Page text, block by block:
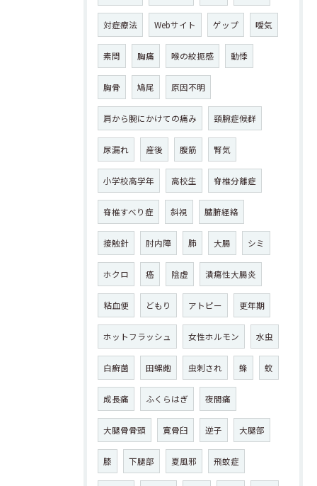
対症療法 Webサイト ゲップ 噯気
素問 胸痛 喉の絞扼感 動悸
胸骨 鳩尾 原因不明
肩から腕にかけての痛み 頸腕症候群
尿漏れ 産後 腹筋 腎気
小学校高学年 高校生 脊椎分離症
脊椎すべり症 斜視 臓腑経絡
接触針 肘内障 肺 大腸 シミ
ホクロ 癌 陰虚 潰瘍性大腸炎
粘血便 どもり アトピー 更年期
ホットフラッシュ 女性ホルモン 水虫
白癬菌 田螺皰 虫刺され 蜂 蚊
成長痛 ふくらはぎ 夜間痛
大腿骨骨頭 寛骨臼 逆子 大腿部
膝 下腿部 夏風邪 飛蚊症